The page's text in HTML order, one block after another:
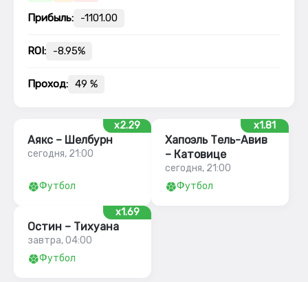
Прибыль: -1101.00
ROI: -8.95%
Проход: 49 %
x2.29
Аякс – Шелбурн
сегодня, 21:00
Футбол
x1.81
Хапоэль Тель-Авив
– Катовице
сегодня, 21:00
Футбол
x1.69
Остин – Тихуана
завтра, 04:00
Футбол